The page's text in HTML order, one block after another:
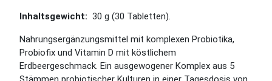
Inhaltsgewicht: 30 g (30 Tabletten).
Nahrungsergänzungsmittel mit komplexen Probiotika,
Probiofix und Vitamin D mit köstlichem
Erdbeergeschmack. Ein ausgewogener Komplex aus 5